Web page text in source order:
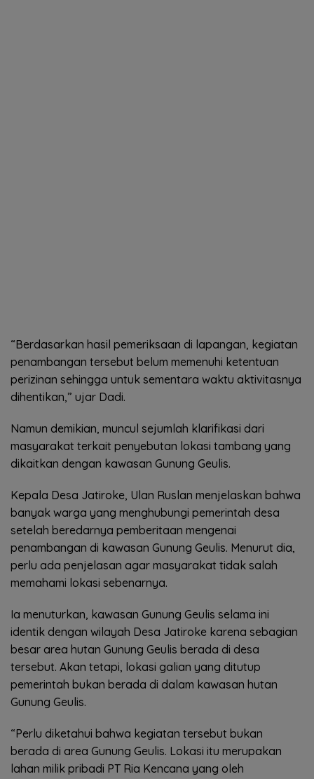
“Berdasarkan hasil pemeriksaan di lapangan, kegiatan
penambangan tersebut belum memenuhi ketentuan
perizinan sehingga untuk sementara waktu aktivitasnya
dihentikan,” ujar Dadi.
Namun demikian, muncul sejumlah klarifikasi dari
masyarakat terkait penyebutan lokasi tambang yang
dikaitkan dengan kawasan Gunung Geulis.
Kepala Desa Jatiroke, Ulan Ruslan menjelaskan bahwa
banyak warga yang menghubungi pemerintah desa
setelah beredarnya pemberitaan mengenai
penambangan di kawasan Gunung Geulis. Menurut dia,
perlu ada penjelasan agar masyarakat tidak salah
memahami lokasi sebenarnya.
Ia menuturkan, kawasan Gunung Geulis selama ini
identik dengan wilayah Desa Jatiroke karena sebagian
besar area hutan Gunung Geulis berada di desa
tersebut. Akan tetapi, lokasi galian yang ditutup
pemerintah bukan berada di dalam kawasan hutan
Gunung Geulis.
“Perlu diketahui bahwa kegiatan tersebut bukan
berada di area Gunung Geulis. Lokasi itu merupakan
lahan milik pribadi PT Ria Kencana yang oleh